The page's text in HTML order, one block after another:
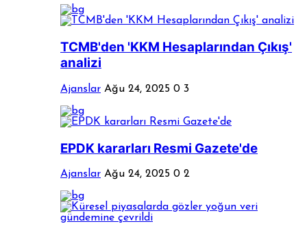
TCMB'den 'KKM Hesaplarından Çıkış'
analizi
Ajanslar Ağu 24, 2025 0 3
EPDK kararları Resmi Gazete'de
Ajanslar Ağu 24, 2025 0 2